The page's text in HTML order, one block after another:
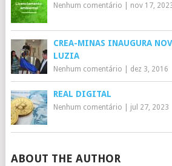
Nenhum comentário nov 17,
CREA-MINAS INAUGURA
LUZIA
Nenhum comentário dez 3, 2016
REAL DIGITAL
Nenhum comentário jul 27, 2023
ABOUT THE AUTHOR